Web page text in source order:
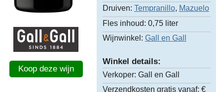
Koop deze wijn
Druiven: Tempranillo, Mazuelo
Fles inhoud: 0,75 liter
Wijnwinkel: Gall en Gall
Winkel details:
Verkoper: Gall en Gall
Verzendkosten gratis vanaf: €